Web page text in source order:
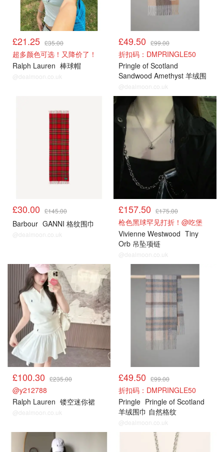
£21.25 £35.00
超多颜色可选！又降价了！
Ralph Lauren 棒球帽
@dealmoon.co.uk
£49.50 £99.00
折扣码：DMPRINGLE50
Pringle of Scotland
Sandwood Amethyst 羊绒围
巾
@dealmoon.co.uk
£30.00 £145.00
Barbour GANNI 格纹围巾
@dealmoon.co.uk
£157.50 £175.00
枪色黑球罕见打折！@吃堡
Vivienne Westwood Tiny
Orb 吊坠项链
@dealmoon.co.uk
£100.30 £235.00
@y212788
Ralph Lauren 镂空迷你裙
@dealmoon.co.uk
£49.50 £99.00
折扣码：DMPRINGLE50
Pringle Pringle of Scotland
羊绒围巾 自然格纹
@dealmoon.co.uk